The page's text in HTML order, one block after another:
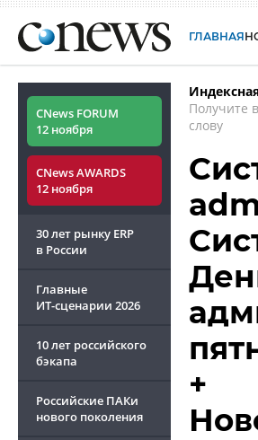
ГЛАВНАЯ
CNews FORUM
12 ноября
CNews AWARDS
12 ноября
30 лет рынку ERP
в России
Главные
ИТ-сценарии 2026
10 лет российского
бэкапа
Российские ПАКи
нового поколения
Получите
слову
+